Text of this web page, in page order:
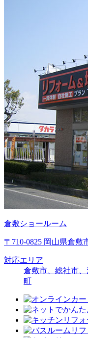
倉敷ショールーム
〒710-0825 岡山県倉敷
対応エリア
倉敷市、総社市
町